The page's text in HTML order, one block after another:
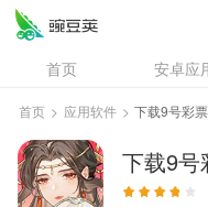
首页 安卓应
资讯
专题
问答
首页 > 应用软件 > 下载9号彩
下载9号